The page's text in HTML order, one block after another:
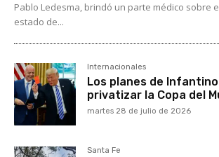
Pablo Ledesma, brindó un parte médico sobre
estado de...
Internacionales
Los planes de
privatizar la Copa del
martes 28 de julio de 2026
Santa Fe